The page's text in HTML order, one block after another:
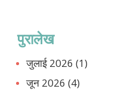
पुरालेख
जुलाई 2026 (1)
जून 2026 (4)